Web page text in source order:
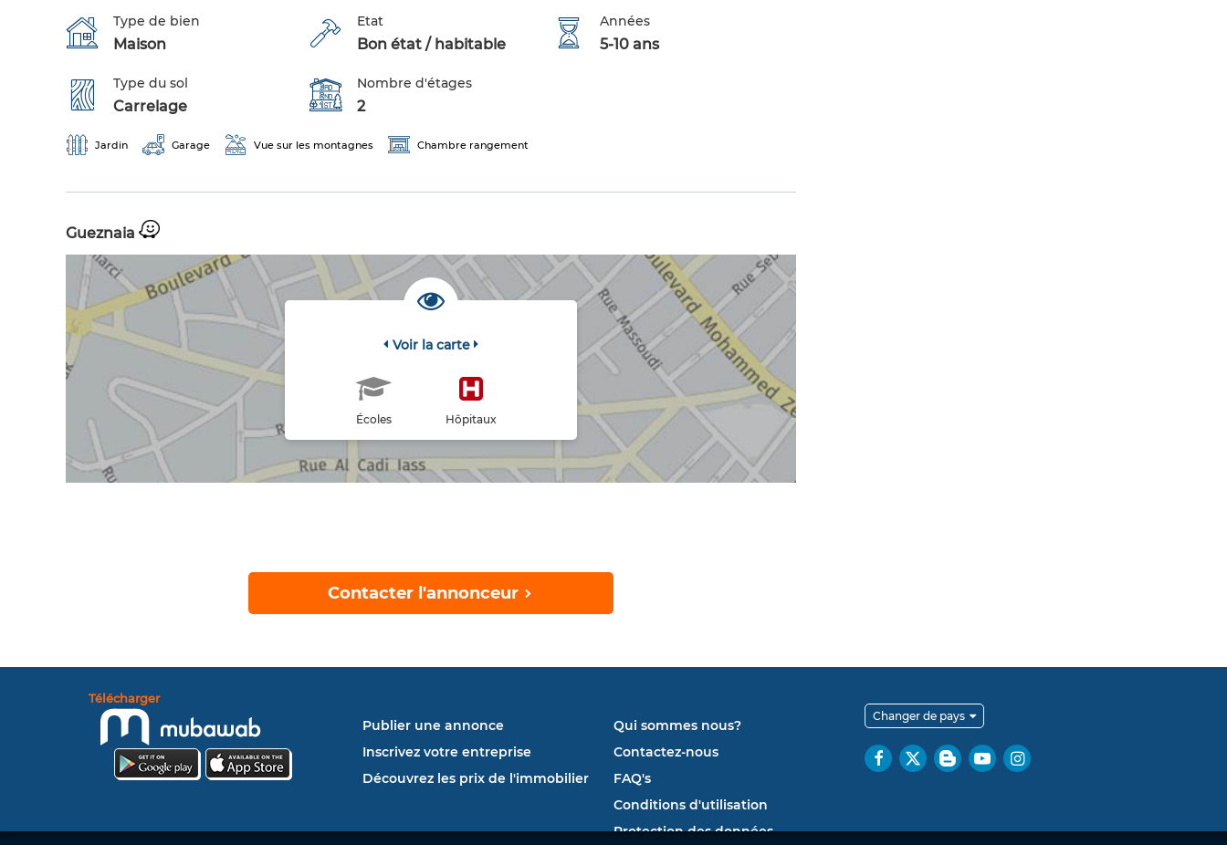
Type de bien
Maison
Etat
Bon état / habitable
Années
5-10 ans
Type du sol
Carrelage
Nombre d'étages
2
Jardin Garage Vue sur les montagnes Chambre rangement
Gueznaia
Voir la carte
Écoles Hôpitaux
Contacter l'annonceur
Télécharger
Publier une annonce
Inscrivez votre entreprise
Découvrez les prix de l'immobilier
Qui sommes nous?
Contactez-nous
FAQ's
Conditions d'utilisation
Protection des données
Changer de pays